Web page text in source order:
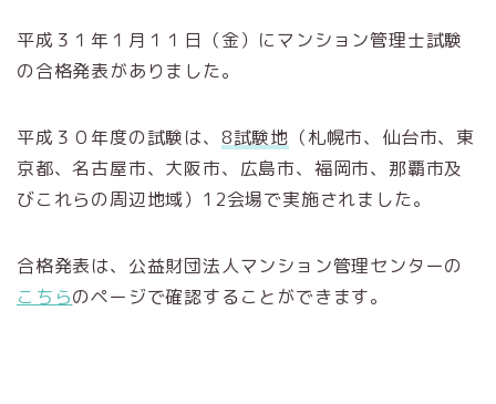
平成３１年１月１１日（金）にマンション管理士試験
の合格発表がありました。
平成３０年度の試験は、 8試験地 （札幌市、仙台市、東
京都、名古屋市、大阪市、広島市、福岡市、那覇市及
びこれらの周辺地域）12会場で実施されました。
合格発表は、公益財団法人マンション管理センターの
こちらのページで確認することができます。